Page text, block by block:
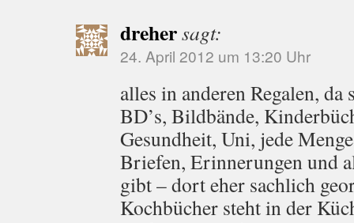
drehersagt:
24. April 2012 um 13:20 Uhr
alles in anderen Regalen, da
BD’s, Bildbände,
Gesundheit, Uni, jede
Briefen, Erinnerungen und
gibt – dort eher sachlich
Kochbücher steht in der